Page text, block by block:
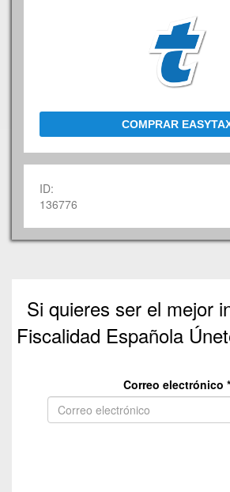
COMPRAR
ID:
136776
Si quieres ser el mejor
Fiscalidad Española
Correo electrónico *